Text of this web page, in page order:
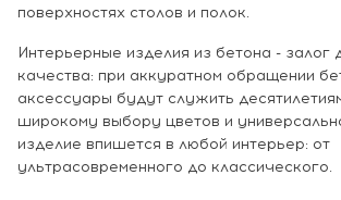
поверхностях столов и полок.
Интерьерные изделия из бетона - залог
качества: при аккуратном обращении
аксессуары будут служить
широкому выбору цветов и
изделие впишется в любой интерьер: от
ультрасовременного до классического.